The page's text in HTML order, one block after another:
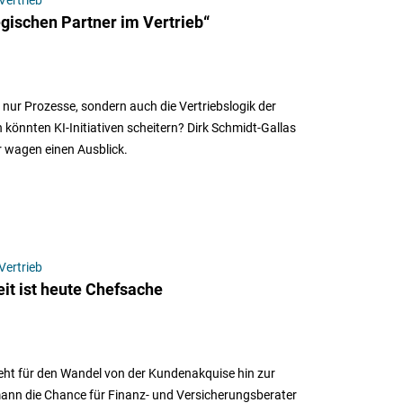
Partner im Vertrieb“
Prozesse, sondern auch die Vertriebslogik der
KI-Initiativen scheitern? Dirk Schmidt-Gallas
einen Ausblick.
ist heute Chefsache
für den Wandel von der Kundenakquise hin zur
die Chance für Finanz- und Versicherungsberater